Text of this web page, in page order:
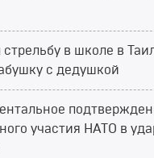
стрельбу в школе в
с дедушкой
участия НАТО в